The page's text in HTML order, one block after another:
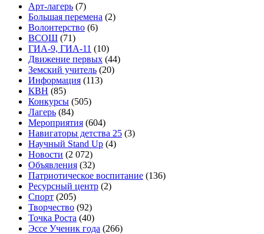
Арт-лагерь (7)
Большая перемена (2)
Волонтерство (6)
ВСОШ (71)
ГИА-9, ГИА-11 (10)
Движение первых (44)
Земский учитель (20)
Информация (113)
КВН (85)
Конкурсы (505)
Лагерь (84)
Мероприятия (604)
Навигаторы детства 25 (3)
Научный Stand Up (4)
Новости (2 072)
Объявления (32)
Патриотическое воспитание (136)
Ресурсный центр (2)
Спорт (205)
Творчество (92)
Точка Роста (40)
Эссе Ученик года (266)